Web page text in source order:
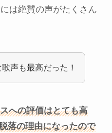
には絶賛の声がたくさん
声も最高だった！
への評価はとても高
落の理由になったので